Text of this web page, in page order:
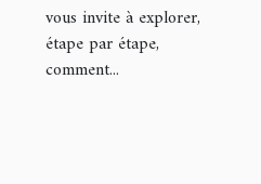
vous invite à explorer,
étape par étape,
comment...